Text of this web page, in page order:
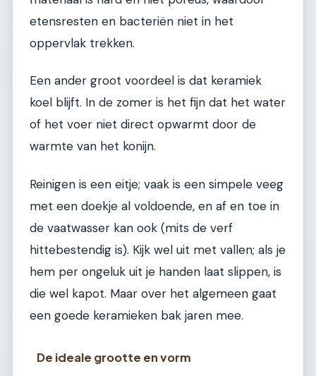
etensresten en bacteriën niet in het
oppervlak trekken.
Een ander groot voordeel is dat keramiek
koel blijft. In de zomer is het fijn dat het water
of het voer niet direct opwarmt door de
warmte van het konijn.
Reinigen is een eitje; vaak is een simpele veeg
met een doekje al voldoende, en af en toe in
de vaatwasser kan ook (mits de verf
hittebestendig is). Kijk wel uit met vallen; als je
hem per ongeluk uit je handen laat slippen, is
die wel kapot. Maar over het algemeen gaat
een goede keramieken bak jaren mee.
De ideale grootte en vorm